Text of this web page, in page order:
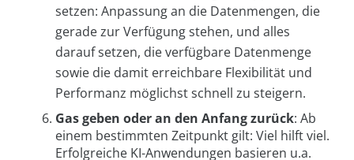
setzen: Anpassung an die Datenmengen, die
gerade zur Verfügung stehen, und alles
darauf setzen, die verfügbare Datenmenge
sowie die damit erreichbare Flexibilität und
Performanz möglichst schnell zu steigern.
Gas geben oder an den Anfang zurück: Ab
einem bestimmten Zeitpunkt gilt: Viel hilft viel.
Erfolgreiche KI-Anwendungen basieren u.a.